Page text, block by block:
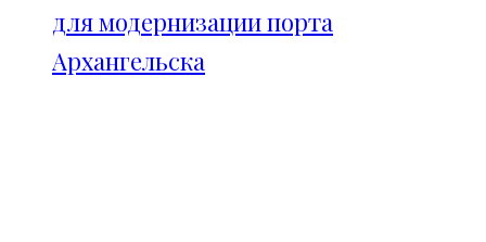
для модернизации порта
Архангельска